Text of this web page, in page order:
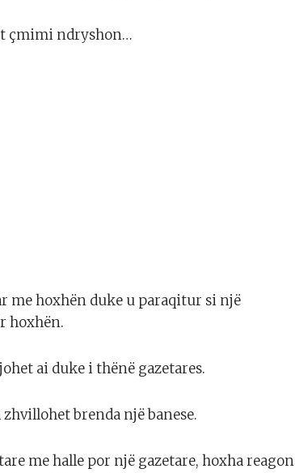
çmimi ndryshon…
me hoxhën duke u paraqitur si një
hoxhën.
ai duke i thënë gazetares.
brenda një banese.
me halle por një gazetare, hoxha reagon